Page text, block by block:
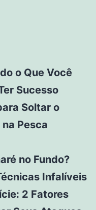
o Que Você
Sucesso
Soltar o
Pesca
no Fundo?
Infalíveis
2 Fatores